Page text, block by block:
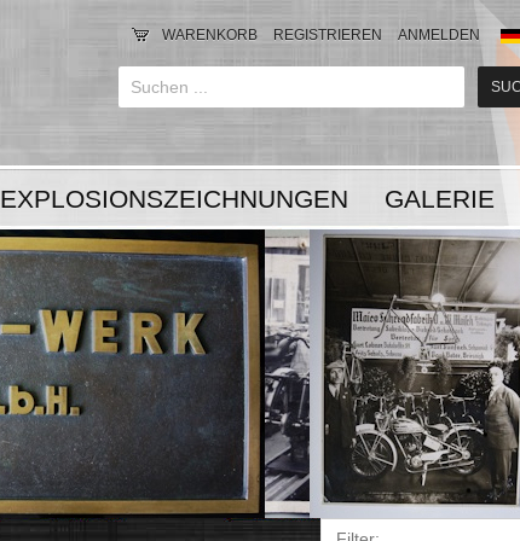
WARENKORB REGISTRIEREN ANMELDEN
EXPLOSIONSZEICHNUNGEN GALERIE